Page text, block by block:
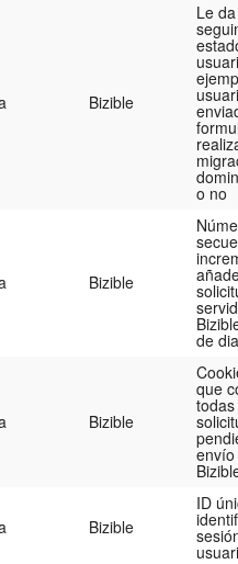
Bizible
Le da
o no
Bizible
de
Bizible
que
Bizible
ID